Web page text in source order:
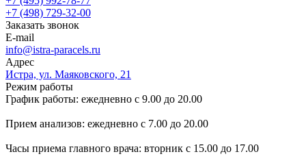
+7 (498) 729-32-00
Заказать звонок
E-mail
info@istra-paracels.ru
Адрес
Истра, ул. Маяковского, 21
Режим работы
График работы: ежедневно с 9.00 до 20.00
Прием анализов: ежедневно с 7.00 до 20.00
Часы приема главного врача: вторник с 15.00 до 17.00